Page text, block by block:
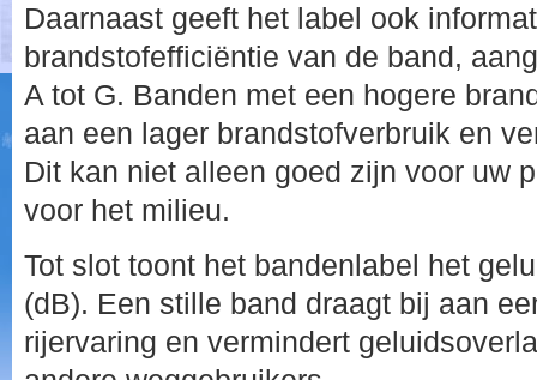
Daarnaast geeft het label ook
brandstofefficiëntie van de band,
A tot G. Banden met een hogere
aan een lager brandstofverbruik en
Dit kan niet alleen goed zijn voor uw
voor het milieu.
Tot slot toont het bandenlabel het
(dB). Een stille band draagt bij aan
rijervaring en vermindert